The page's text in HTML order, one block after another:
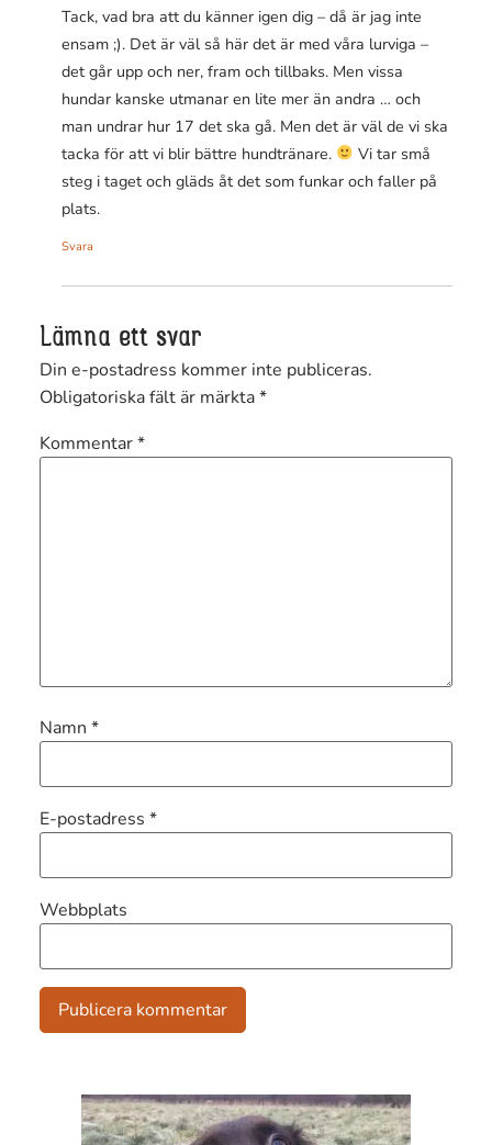
Tack, vad bra att du känner igen dig – då är jag inte
ensam ;). Det är väl så här det är med våra lurviga –
det går upp och ner, fram och tillbaks. Men vissa
hundar kanske utmanar en lite mer än andra … och
man undrar hur 17 det ska gå. Men det är väl de vi ska
tacka för att vi blir bättre hundtränare.
Vi tar små
steg i taget och gläds åt det som funkar och faller på
plats.
Svara
Lämna ett svar
Din e-postadress kommer inte publiceras.
Obligatoriska fält är märkta*
Kommentar*
Namn *
E-postadress *
Webbplats